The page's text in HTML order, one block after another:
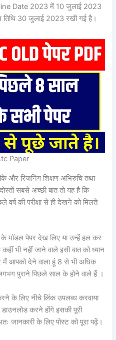
Date 2023 में 10 जुलाई 2023
तिथि 30 जुलाई 2023 रखी गई है।
Paper
और रिजनिंग शिक्षण अभिरुचि तथा
सबसे अच्छी बात तो यह है कि
वर्ष की परीक्षा से ही देखने को मिलते
के मॉडल पेपर देख लिए या उन्हें हल कर
भी नहीं जाने वाले इसी बात को ध्यान
आपको देने वाला हूं 8 से भी अधिक
पुराने पिछले साल के होने वाले हैं ।
के लिए नीचे लिंक उपलब्ध करवाया
करने होंगे इसकी पूरी
जानकारी के लिए पोस्ट को पूरा पढ़ें।